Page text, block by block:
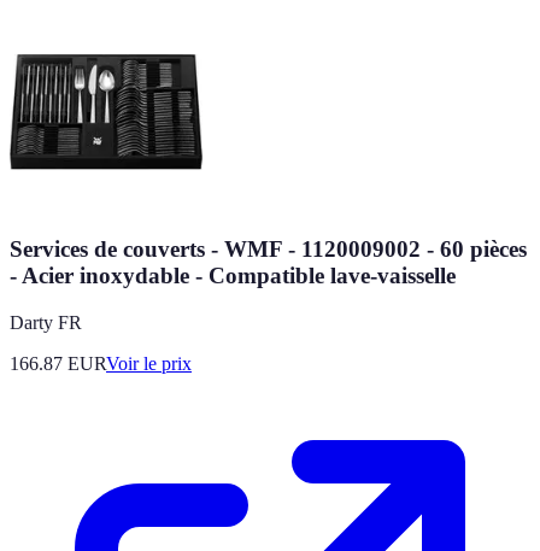
Services de couverts - WMF - 1120009002 - 60 pièces
- Acier inoxydable - Compatible lave-vaisselle
Darty FR
166.87 EURVoir le prix